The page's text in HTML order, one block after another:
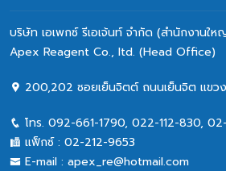
บริษัท เอเพกซ์ รีเอเจ้นท์ จำกัด (สำนักงานให
Apex Reagent Co., Itd. (Head Office)
200,202 ซอยเย็นจิตต์ ถนนเย็นจิต แขว
โทร. 092-661-1790, 022-112-830,
แฟ็กซ์ : 02-212-9653
E-mail : apex_re@hotmail.com